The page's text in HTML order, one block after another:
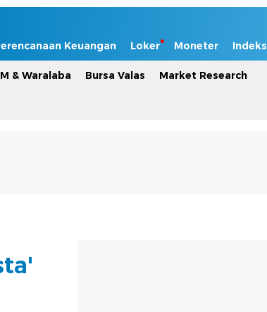
Keuangan Loker Moneter Indeks
& Waralaba Bursa Valas Market Research